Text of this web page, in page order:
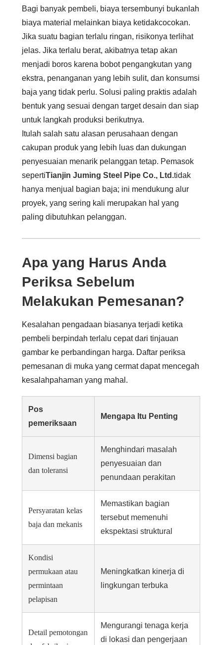
Bagi banyak pembeli, biaya tersembunyi bukanlah
biaya material melainkan biaya ketidakcocokan.
Jika suatu bagian terlalu ringan, risikonya terlihat
jelas. Jika terlalu berat, akibatnya tetap akan
menjadi boros karena bobot pengangkutan yang
ekstra, penanganan yang lebih sulit, dan konsumsi
baja yang tidak perlu. Solusi paling praktis adalah
bentuk yang sesuai dengan target desain dan siap
untuk langkah produksi berikutnya.
Itulah salah satu alasan perusahaan dengan
cakupan produk yang lebih luas dan dukungan
penyesuaian menarik pelanggan tetap. Pemasok
sepertiTianjin Juming Steel Pipe Co., Ltd.tidak
hanya menjual bagian baja; ini mendukung alur
proyek, yang sering kali merupakan hal yang
paling dibutuhkan pelanggan.
Apa yang Harus Anda
Periksa Sebelum
Melakukan Pemesanan?
Kesalahan pengadaan biasanya terjadi ketika
pembeli berpindah terlalu cepat dari tinjauan
gambar ke perbandingan harga. Daftar periksa
pemesanan di muka yang cermat dapat mencegah
kesalahpahaman yang mahal.
Pos
pemeriksaan
Mengapa Itu Penting
Dimensi bagian
dan toleransi
Menghindari masalah
penyesuaian dan
penundaan perakitan
Persyaratan kelas
baja dan mekanis
Memastikan bagian
tersebut memenuhi
ekspektasi struktural
Kondisi
permukaan atau
permintaan
pelapisan
Meningkatkan kinerja di
lingkungan terbuka
Detail pemotongan
Mengurangi tenaga kerja
di lokasi dan pengerjaan